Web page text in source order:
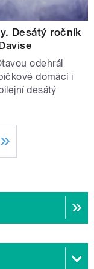
Desátý ročník
odehrál
domácí i
desátý